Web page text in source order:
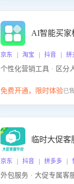
AI智能买家
京东 | 淘宝 | 抖音 | 拼
个性化营销工具 · 区分
免费开通，限时体验已
临时大促
京东 | 抖音 | 拼多多 |
外包服务 · 大促专属客